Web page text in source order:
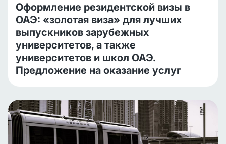
Оформление резидентской визы в
ОАЭ: «золотая виза» для лучших
выпускников зарубежных
университетов, а также
университетов и школ ОАЭ.
Предложение на оказание услуг